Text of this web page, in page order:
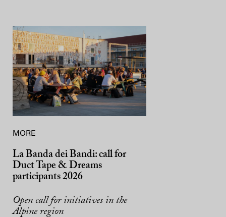
MORE
La Banda dei Bandi: call for
Duct Tape & Dreams
participants 2026
Open call for initiatives in the
Alpine region